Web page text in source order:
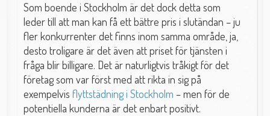
Som boende i Stockholm är det dock detta som
leder till att man kan få ett bättre pris i slutändan – ju
fler konkurrenter det finns inom samma område, ja,
desto troligare är det även att priset för tjänsten i
fråga blir billigare. Det är naturligtvis tråkigt för det
företag som var först med att rikta in sig på
exempelvisflyttstädning i Stockholm – men för de
potentiella kunderna är det enbart positivt.